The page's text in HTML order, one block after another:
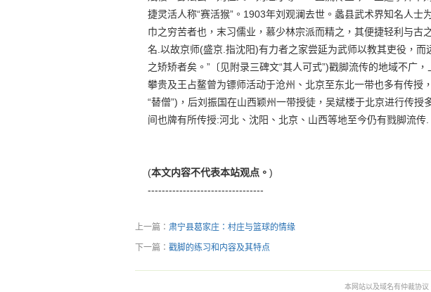
捷灵活人称“赛活猴”。1903年刘观澜去世。蠡县武术界知名人士
巾之穷苦者也，末习儒业，慕少林宗派而精之，其便捷轻利与古
名.以故京师(盛京.指沈阳)有力者之家尝延为武师以教其吏役，
之矫矫者矣。”〔见附录三碑文“其人可式”)戳脚流传的地域不广
攀贵及王占鳌曾为镖师活动于沧州、北京至东北一带也多有传授
“替僧”)，后刘振国在山西颖州一带授徒，吴斌楼于北京进行传
间也牌有所传授:河北、沈阳、北京、山西等地至今仍有戮脚流传.
(本文内容不代表本站观点。 )
---------------------------------
上一篇： 肃宁县葛家庄：村庄与篮球的情缘
下一篇： 戳脚的练习和内容及其特点
本网站以及域名有仲裁协